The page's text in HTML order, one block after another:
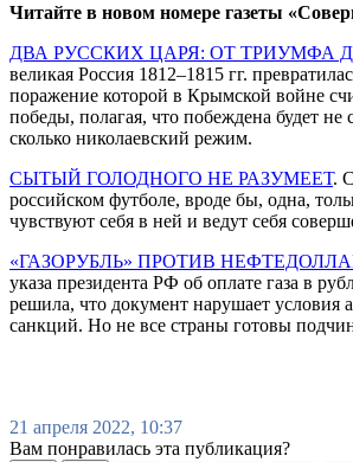
Читайте в новом номере газеты
ДВА РУССКИХ ЦАРЯ: ОТ ТРИУМФА
великая Россия 1812–1815 гг.
поражение которой в Крымской войне
победы, полагая, что побеждена будет не
сколько николаевский режим.
СЫТЫЙ ГОЛОДНОГО НЕ РАЗУМЕЕТ.
российском футболе, вроде бы, одна,
чувствуют себя в ней и ведут себя
«ГАЗОРУБЛЬ» ПРОТИВ
указа президента РФ об оплате газа в
решила, что документ нарушает условия
санкций. Но не все страны готовы
21 апреля 2022, 10:37
Вам понравилась эта публикация?